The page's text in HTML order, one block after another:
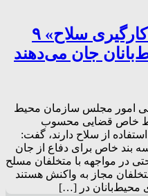
اصلاح قانون «حمل و به‌کارگیری سلاح» ۹
جان می‌دهند
امور مجلس سازمان محیط
خاص قضایی محسوب
از سلاح دارند، گفت:
سه بند خاص برای دفاع از جان
در مواجهه با متخلفان مسلح
مجاز به واکنش هستند
محیط‌بانان در […]